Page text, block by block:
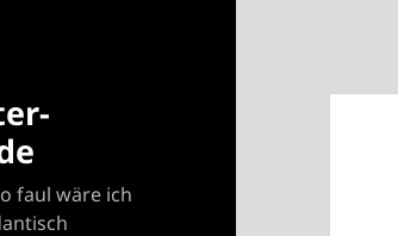
faul wäre ich